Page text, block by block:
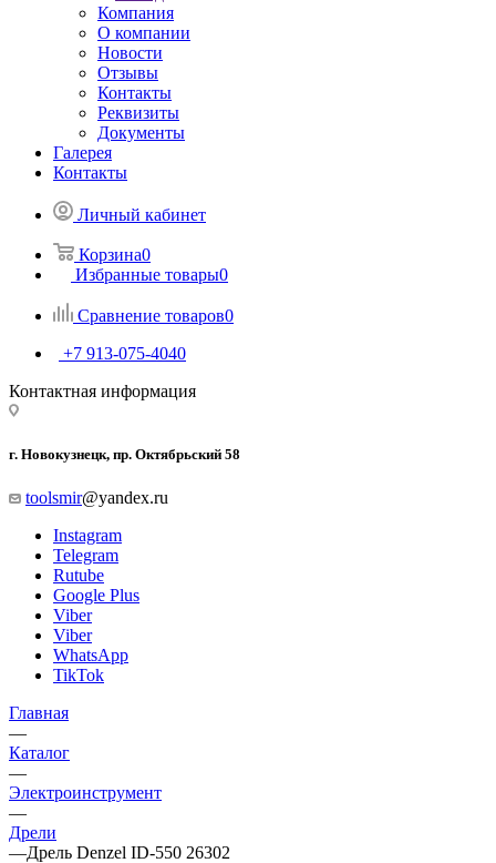
Компания
О компании
Новости
Отзывы
Контакты
Реквизиты
Документы
Галерея
Контакты
Личный кабинет
Корзина0
Избранные товары0
Сравнение товаров0
+7 913-075-4040
Контактная информация
г. Новокузнецк, пр. Октябрьский 58
toolsmir@yandex.ru
Instagram
Telegram
Rutube
Google Plus
Viber
Viber
WhatsApp
TikTok
Главная
—
Каталог
—
Электроинструмент
—
Дрели
—Дрель Denzel ID-550 26302